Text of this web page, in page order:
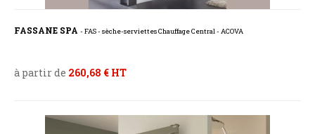
FASSANE SPA - FAS - sèche-serviettes Chauffage Central - ACOVA
à partir de 260,68 € HT